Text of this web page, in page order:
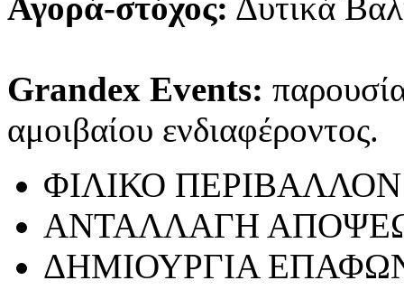
Grandex Events:
αμοιβαίου ενδιαφέροντος.
ΦΙΛΙΚΟ ΠΕΡΙΒΑΛΛΟΝ
ΑΝΤΑΛΛΑΓΗ
ΔΗΜΙΟΥΡΓΙΑ